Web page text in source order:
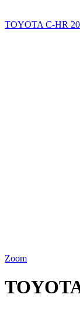
TOYOTA C-HR
Zoom